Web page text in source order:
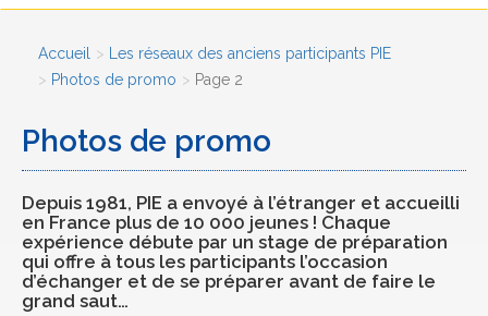
Accueil
Les réseaux des anciens participants PIE
Photos de promo
Page 2
Photos de promo
Depuis 1981, PIE a envoyé à l’étranger et accueilli
en France plus de 10 000 jeunes ! Chaque
expérience débute par un stage de préparation
qui offre à tous les participants l’occasion
d’échanger et de se préparer avant de faire le
grand saut…